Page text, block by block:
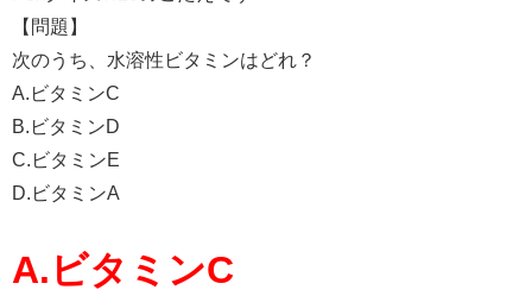
【問題】
次のうち、水溶性ビタミンはどれ？
A.ビタミンC
B.ビタミンD
C.ビタミンE
D.ビタミンA
A.ビタミンC